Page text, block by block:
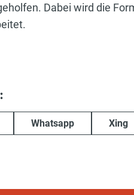
Dabei wird die
Whatsapp Xing